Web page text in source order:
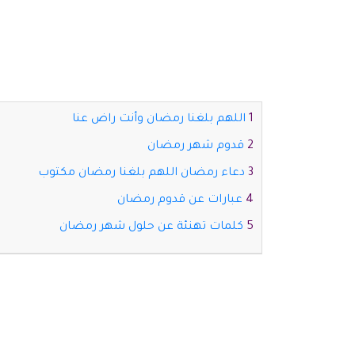
اللهم بلغنا رمضان وأنت راض عنا
قدوم شهر رمضان
دعاء رمضان اللهم بلغنا رمضان مكتوب
عبارات عن قدوم رمضان
كلمات تهنئة عن حلول شهر رمضان